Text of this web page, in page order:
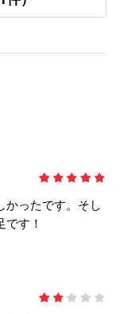
かったです。そし
す！